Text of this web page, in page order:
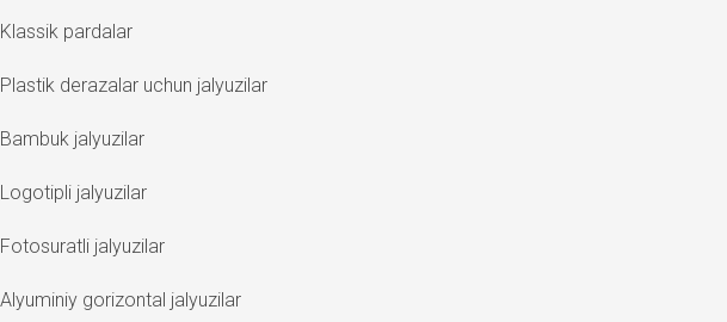
Klassik pardalar
Plastik derazalar uchun jalyuzilar
Bambuk jalyuzilar
Logotipli jalyuzilar
Fotosuratli jalyuzilar
Alyuminiy gorizontal jalyuzilar